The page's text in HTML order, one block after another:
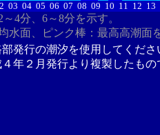
03 04 05 06 07 08 09 10 11 12 13
4分、6～8分を示す。
水面、ピンク棒：最高高潮面
発行の潮汐を使用してくださ
年２月発行より複製したもの